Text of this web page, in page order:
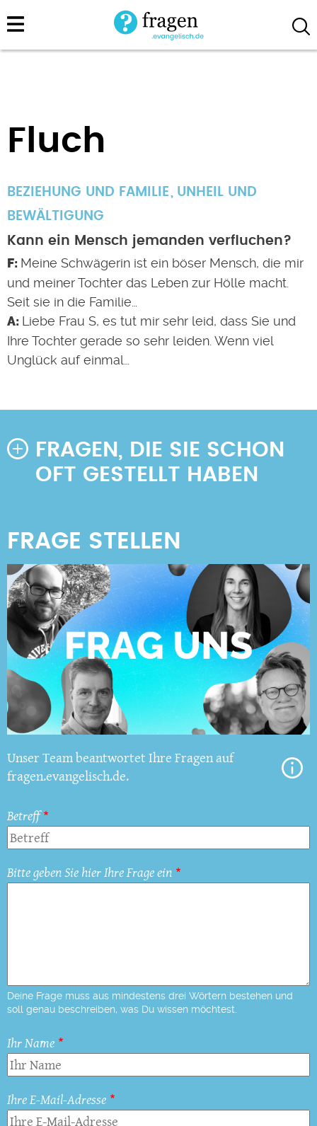
Direkt
zum
Fluch
BEZIEHUNG UND FAMILIE
UNHEIL UND
BEWÄLTIGUNG
Kann ein Mensch jemanden verfluchen?
Meine Schwägerin ist ein böser Mensch, die mir
und meiner Tochter das Leben zur Hölle macht.
Seit sie in die Familie…
Liebe Frau S, es tut mir sehr leid, dass Sie und
Ihre Tochter gerade so sehr leiden. Wenn viel
Unglück auf einmal…
FRAGEN, DIE SIE SCHON
OFT GESTELLT HABEN
Unser Team beantwortet Ihre Fragen auf
fragen.evangelisch.de.
Betreff
Bitte geben Sie hier Ihre Frage ein
Deine Frage muss aus mindestens drei Wörtern bestehen und
soll genau beschreiben, was Du wissen möchtest.
Ihr Name
Ihre E-Mail-Adresse